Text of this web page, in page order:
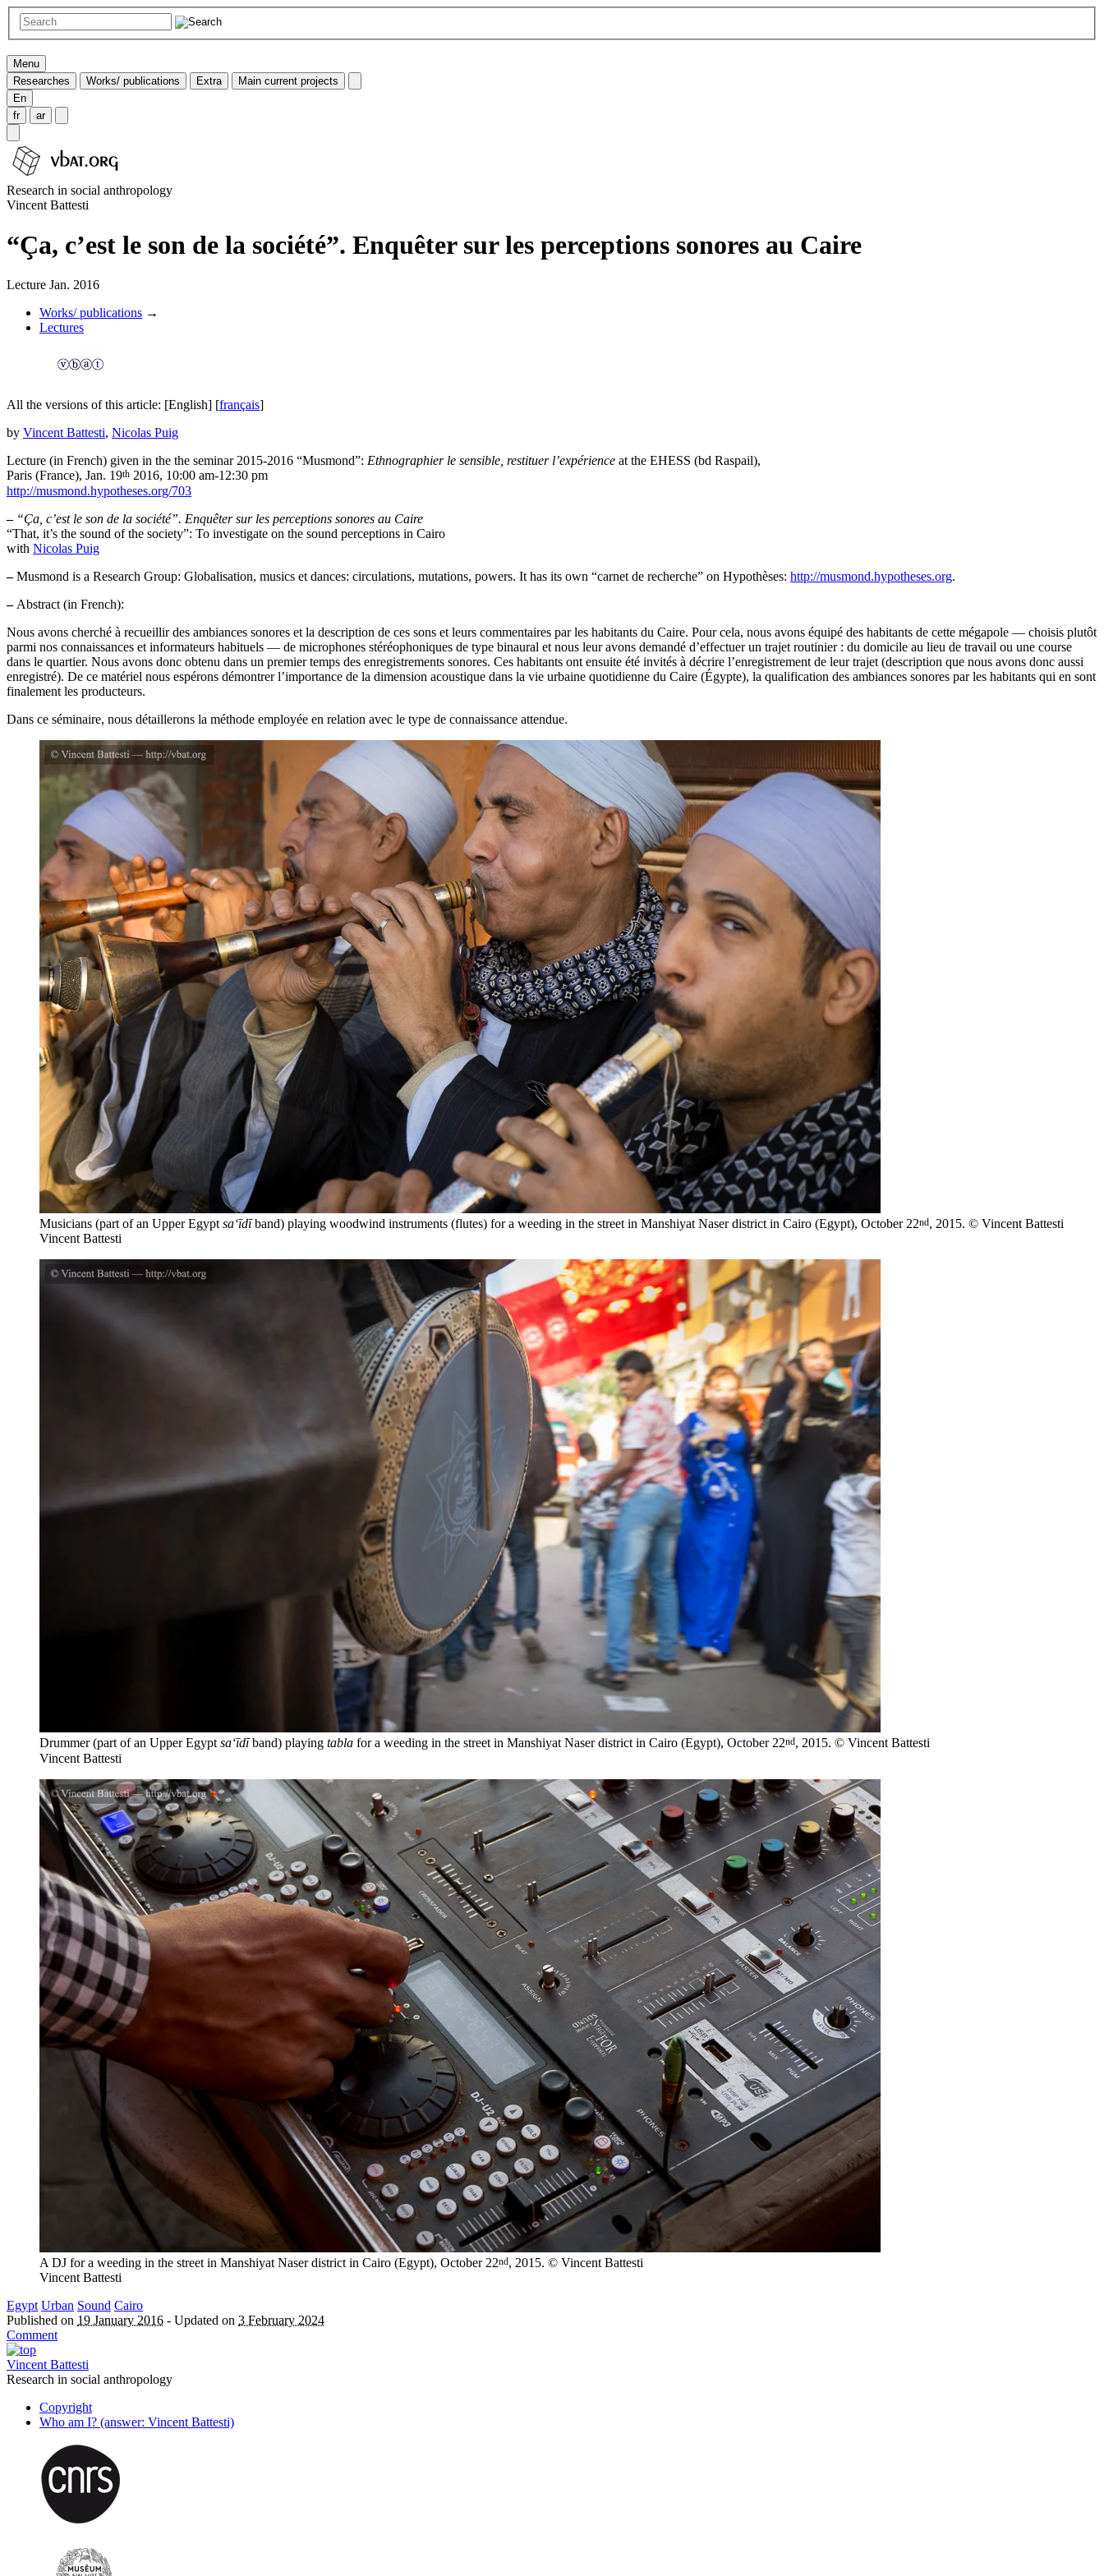
Menu
Researches
Works/ publications Extra
Main current projects
En
fr
ar
Research in social anthropology
Vincent Battesti
“Ça, c’est le son de la société”. Enquêter sur les perceptions sonores au Caire
Lecture Jan. 2016
Works/ publications →
Lectures
All the versions of this article: [English] [français]
by Vincent Battesti, Nicolas Puig
Lecture (in French) given in the the seminar 2015-2016 “Musmond”: Ethnographier le sensible, restituer l’expérience at the EHESS (bd Raspail),
Paris (France), Jan. 19th 2016, 10:00 am-12:30 pm
http://musmond.hypotheses.org/703
– “Ça, c’est le son de la société”. Enquêter sur les perceptions sonores au Caire
“That, it’s the sound of the society”: To investigate on the sound perceptions in Cairo
with Nicolas Puig
–Musmond is a Research Group: Globalisation, musics et dances: circulations, mutations, powers. It has its own “carnet de recherche” on Hypothèses: http://musmond.hypotheses.org.
–Abstract (in French):
Nous avons cherché à recueillir des ambiances sonores et la description de ces sons et leurs commentaires par les habitants du Caire. Pour cela, nous avons équipé des habitants de cette mégapole — choisis plutôt
parmi nos connaissances et informateurs habituels — de microphones stéréophoniques de type binaural et nous leur avons demandé d’effectuer un trajet routinier : du domicile au lieu de travail ou une course
dans le quartier. Nous avons donc obtenu dans un premier temps des enregistrements sonores. Ces habitants ont ensuite été invités à décrire l’enregistrement de leur trajet (description que nous avons donc aussi
enregistré). De ce matériel nous espérons démontrer l’importance de la dimension acoustique dans la vie urbaine quotidienne du Caire (Égypte), la qualification des ambiances sonores par les habitants qui en sont
finalement les producteurs.
Dans ce séminaire, nous détaillerons la méthode employée en relation avec le type de connaissance attendue.
Musicians (part of an Upper Egypt sa‘īdīband) playing woodwind instruments (flutes) for a weeding in the street in Manshiyat Naser district in Cairo (Egypt), October 22nd, 2015. © Vincent Battesti
Vincent Battesti
Drummer (part of an Upper Egyptsa‘īdīband) playing tabla for a weeding in the street in Manshiyat Naser district in Cairo (Egypt), October 22nd, 2015. © Vincent Battesti
Vincent Battesti
A DJ for a weeding in the street in Manshiyat Naser district in Cairo (Egypt), October 22nd, 2015. © Vincent Battesti
Vincent Battesti
Egypt Urban Sound Cairo
Published on 19 January 2016 - Updated on 3 February 2024
Comment
Vincent Battesti
Research in social anthropology
Copyright
Who am I? (answer: Vincent Battesti)